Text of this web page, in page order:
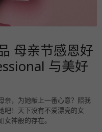
母亲节感恩好
与美好
亲，为她献上一番心意？照我
吧！天下没有不爱漂亮的女
神般的存在。